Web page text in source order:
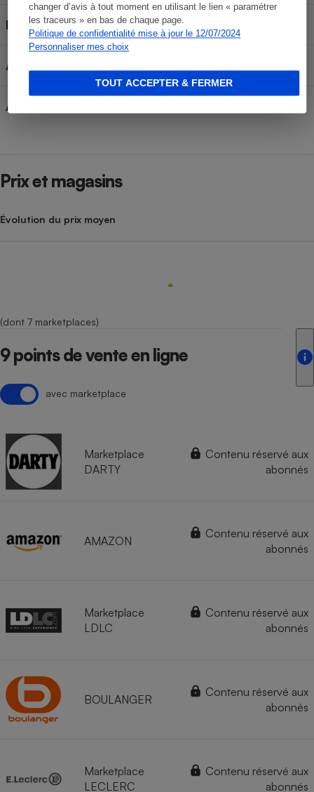
changer d’avis à tout moment en utilisant le lien « paramétrer
les traceurs » en bas de chaque page.
Politique de confidentialité mise à jour le 12/07/2024
Personnaliser mes choix
TOUT ACCEPTER & FERMER
Profondeur
Alimentation fournie
Autonomie de la batterie
Prix et magasins
Évolution du prix moyen
(dont 7 marketplaces)
9 points de vente en ligne
avec marketplace
Marketplace
DARTY
Contenu réservé aux
abonnés
AMAZON
Contenu réservé aux
abonnés
Marketplace
LDLC
Contenu réservé aux
abonnés
BOULANGER
Contenu réservé aux
abonnés
Marketplace
LECLERC
Contenu réservé aux
abonnés